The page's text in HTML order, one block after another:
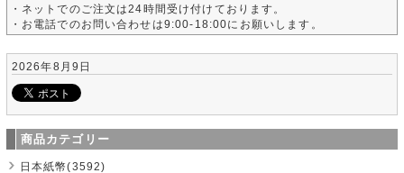
・ネットでのご注文は24時間受け付けております。
・お電話でのお問い合わせは9:00-18:00にお願いします。
2026年8月9日
商品カテゴリー
日本紙幣(3592)